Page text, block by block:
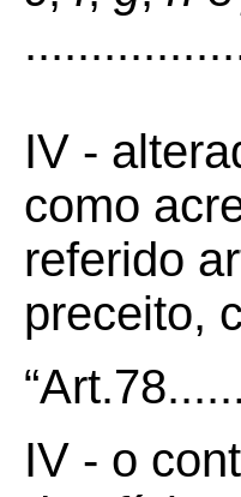
IV -
como
referido
preceito,
IV - o